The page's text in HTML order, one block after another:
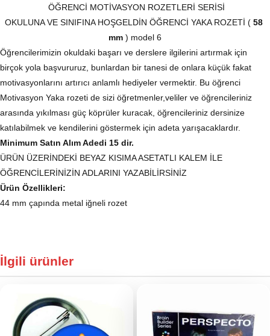
ÖĞRENCİ MOTİVASYON ROZETLERİ SERİSİ
OKULUNA VE SINIFINA HOŞGELDİN ÖĞRENCİ YAKA ROZETİ ( 58
mm ) model 6
Öğrencilerimizin okuldaki başarı ve derslere ilgilerini artırmak için
birçok yola başvururuz, bunlardan bir tanesi de onlara küçük fakat
motivasyonlarını artırıcı anlamlı hediyeler vermektir. Bu öğrenci
Motivasyon Yaka rozeti de sizi öğretmenler,veliler ve öğrencileriniz
arasında yıkılması güç köprüler kuracak, öğrencileriniz dersinize
katılabilmek ve kendilerini göstermek için adeta yarışacaklardır.
Minimum Satın Alım Adedi 15 dir.
ÜRÜN ÜZERİNDEKİ BEYAZ KISIMA ASETATLI KALEM İLE
ÖĞRENCİLERİNİZİN ADLARINI YAZABİLİRSİNİZ
Ürün Özellikleri:
44 mm çapında metal iğneli rozet
İlgili ürünler